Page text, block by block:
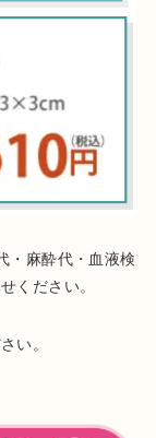
・麻酔代・血液検
ください。
い。